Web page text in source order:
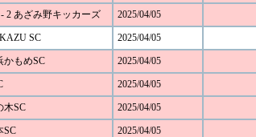
2 あざみ野キッカーズ 2025/04/05
SC 2025/04/05
かもめSC 2025/04/05
2025/04/05
木SC 2025/04/05
SC 2025/04/05